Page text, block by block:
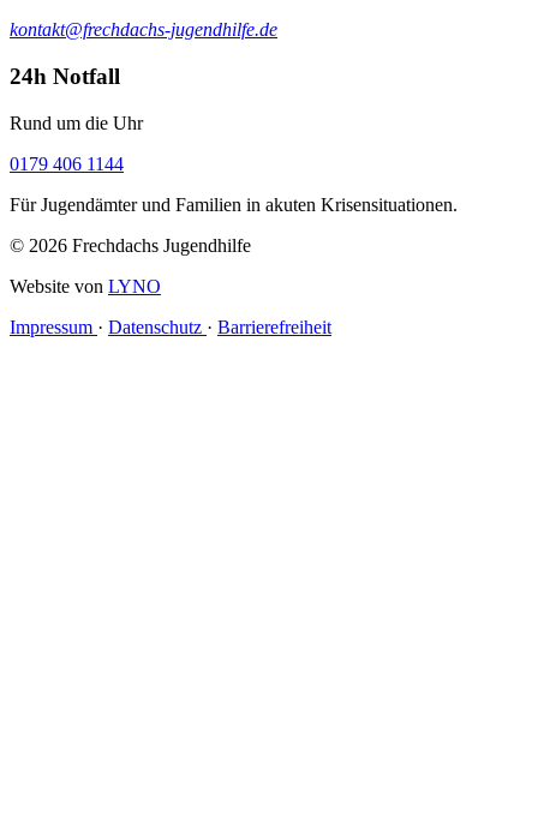
kontakt@frechdachs-jugendhilfe.de
24h Notfall
Rund um die Uhr
0179 406 1144
Für Jugendämter und Familien in akuten Krisensituationen.
© 2026 Frechdachs Jugendhilfe
Website von LYNO
Impressum · Datenschutz · Barrierefreiheit